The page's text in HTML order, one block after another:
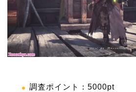
調査ポイント：5000pt